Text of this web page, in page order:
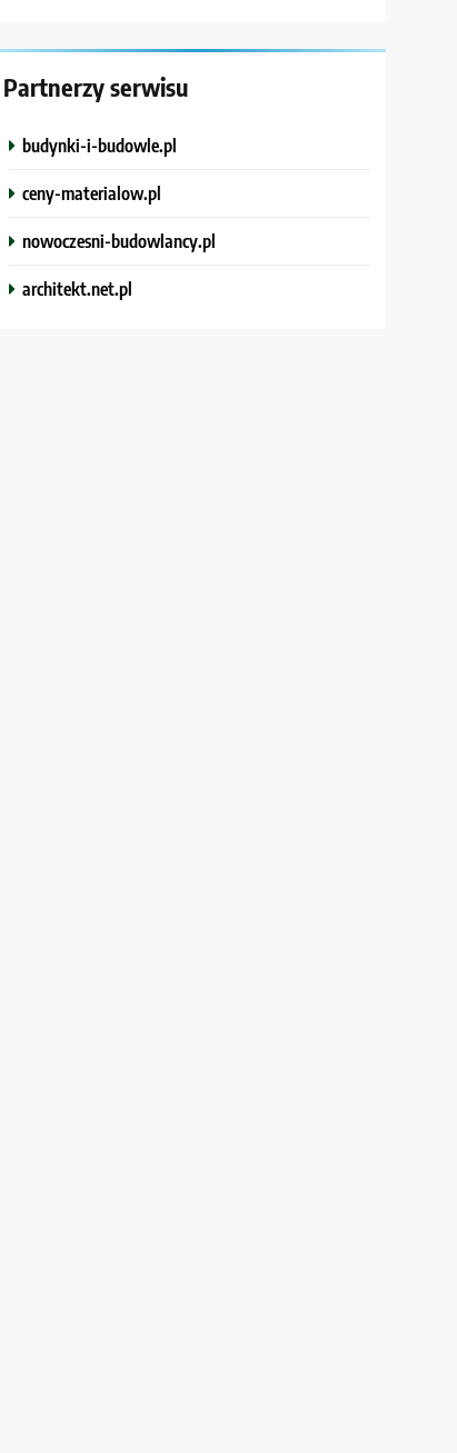
Partnerzy serwisu
budynki-i-budowle.pl
ceny-materialow.pl
nowoczesni-budowlancy.pl
architekt.net.pl